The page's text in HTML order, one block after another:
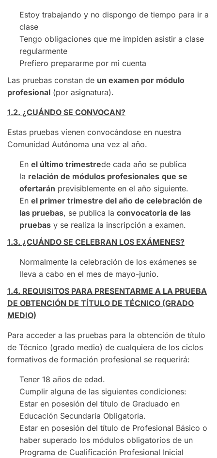
Estoy trabajando y no dispongo de tiempo para ir a
clase
Tengo obligaciones que me impiden asistir a clase
regularmente
Prefiero prepararme por mi cuenta
Las pruebas constan de un examen por módulo
profesional (por asignatura).
1.2. ¿CUÁNDO SE CONVOCAN?
Estas pruebas vienen convocándose en nuestra
Comunidad Autónoma una vez al año.
En el último trimestrede cada año se publica
la relación de módulos profesionales que se
ofertarán previsiblemente en el año siguiente.
En el primer trimestre del año de celebración de
las pruebas, se publica la convocatoria de las
pruebas y se realiza la inscripción a examen.
1.3. ¿CUÁNDO SE CELEBRAN LOS EXÁMENES?
Normalmente la celebración de los exámenes se
lleva a cabo en el mes de mayo-junio.
1.4. REQUISITOS PARA PRESENTARME A LA PRUEBA
DE OBTENCIÓN DE TÍTULO DE TÉCNICO (GRADO
MEDIO)
Para acceder a las pruebas para la obtención de título
de Técnico (grado medio) de cualquiera de los ciclos
formativos de formación profesional se requerirá:
Tener 18 años de edad.
Cumplir alguna de las siguientes condiciones:
Estar en posesión del título de Graduado en
Educación Secundaria Obligatoria.
Estar en posesión del título de Profesional Básico o
haber superado los módulos obligatorios de un
Programa de Cualificación Profesional Inicial